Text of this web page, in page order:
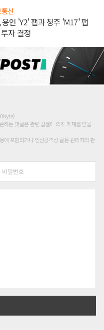
신
인 'Y2' 팹과 청주 'M17' 팹
자 결정
하는 댓글은 관련 법률에 의해 제재를 받을
에 포함되거나 인신공격성 글은 관리자의 판